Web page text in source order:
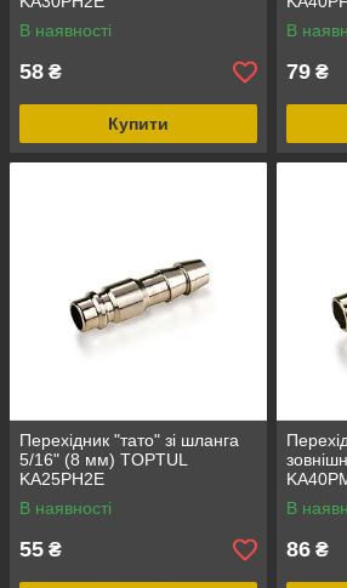
В наявності
58 ₴
Купити
В
79 ₴
Перехідник "тато" зі шланга
5/16" (8 мм) TOPTUL
KA25PH2E
В наявності
55 ₴
В
86 ₴